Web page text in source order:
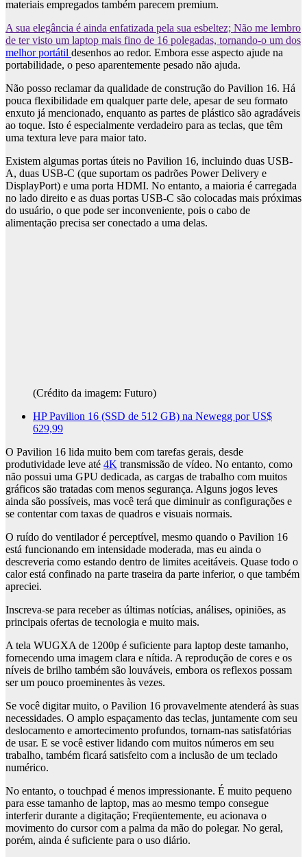
materiais empregados também parecem premium.
A sua elegância é ainda enfatizada pela sua esbeltez; Não me lembro
de ter visto um laptop mais fino de 16 polegadas, tornando-o um dos
melhor portátil desenhos ao redor. Embora esse aspecto ajude na
portabilidade, o peso aparentemente pesado não ajuda.
Não posso reclamar da qualidade de construção do Pavilion 16. Há
pouca flexibilidade em qualquer parte dele, apesar de seu formato
enxuto já mencionado, enquanto as partes de plástico são agradáveis
​​ao toque. Isto é especialmente verdadeiro para as teclas, que têm
uma textura leve para maior tato.
Existem algumas portas úteis no Pavilion 16, incluindo duas USB-
A, duas USB-C (que suportam os padrões Power Delivery e
DisplayPort) e uma porta HDMI. No entanto, a maioria é carregada
no lado direito e as duas portas USB-C são colocadas mais próximas
do usuário, o que pode ser inconveniente, pois o cabo de
alimentação precisa ser conectado a uma delas.
(Crédito da imagem: Futuro)
HP Pavilion 16 (SSD de 512 GB) na Newegg por US$
629,99
O Pavilion 16 lida muito bem com tarefas gerais, desde
produtividade leve até 4K transmissão de vídeo. No entanto, como
não possui uma GPU dedicada, as cargas de trabalho com muitos
gráficos são tratadas com menos segurança. Alguns jogos leves
ainda são possíveis, mas você terá que diminuir as configurações e
se contentar com taxas de quadros e visuais normais.
O ruído do ventilador é perceptível, mesmo quando o Pavilion 16
está funcionando em intensidade moderada, mas eu ainda o
descreveria como estando dentro de limites aceitáveis. Quase todo o
calor está confinado na parte traseira da parte inferior, o que também
apreciei.
Inscreva-se para receber as últimas notícias, análises, opiniões, as
principais ofertas de tecnologia e muito mais.
A tela WUGXA de 1200p é suficiente para laptop deste tamanho,
fornecendo uma imagem clara e nítida. A reprodução de cores e os
níveis de brilho também são louváveis, embora os reflexos possam
ser um pouco proeminentes às vezes.
Se você digitar muito, o Pavilion 16 provavelmente atenderá às suas
necessidades. O amplo espaçamento das teclas, juntamente com seu
deslocamento e amortecimento profundos, tornam-nas satisfatórias
de usar. E se você estiver lidando com muitos números em seu
trabalho, também ficará satisfeito com a inclusão de um teclado
numérico.
No entanto, o touchpad é menos impressionante. É muito pequeno
para esse tamanho de laptop, mas ao mesmo tempo consegue
interferir durante a digitação; Freqüentemente, eu acionava o
movimento do cursor com a palma da mão do polegar. No geral,
porém, ainda é suficiente para o uso diário.